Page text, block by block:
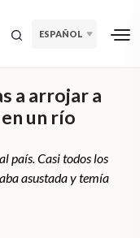
ESPAÑOL
a arrojar a
un río
país. Casi todos los
asustada y temía